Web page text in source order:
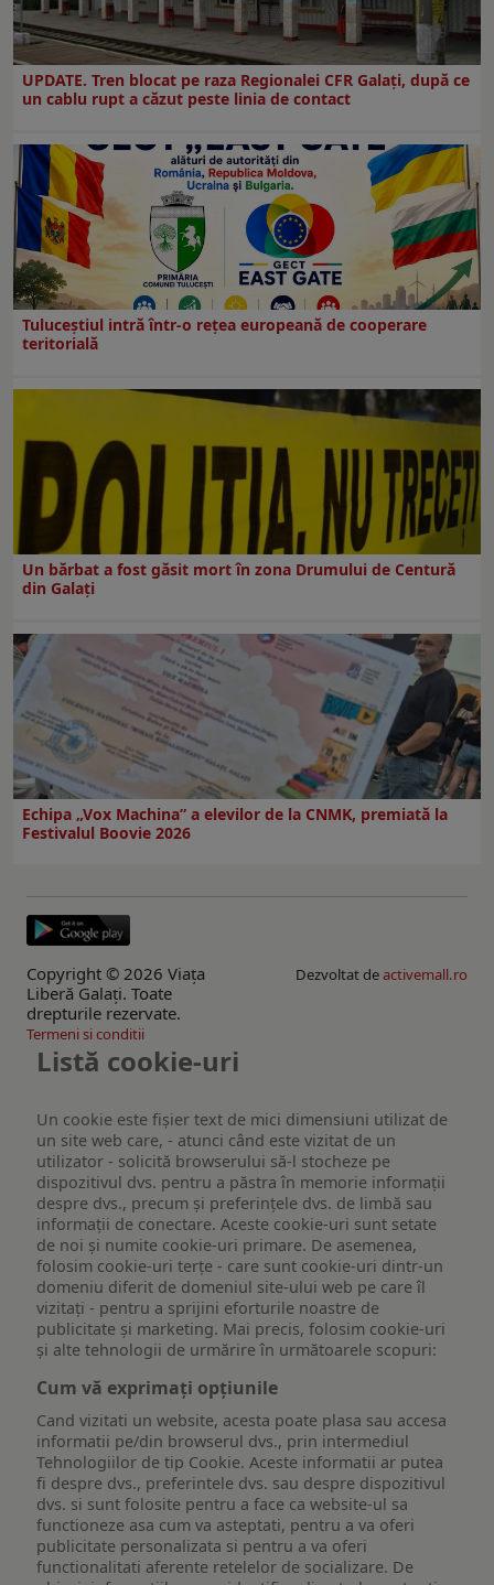
UPDATE. Tren blocat pe raza Regionalei CFR Galați, după ce
un cablu rupt a căzut peste linia de contact
Tuluceștiul intră într-o rețea europeană de cooperare
teritorială
Un bărbat a fost găsit mort în zona Drumului de Centură
din Galați
Echipa „Vox Machina” a elevilor de la CNMK, premiată la
Festivalul Boovie 2026
Copyright © 2026 Viaţa
Liberă Galaţi. Toate
drepturile rezervate.
Dezvoltat deactivemall.ro
Termeni si conditii
Listă cookie-uri
Un cookie este fişier text de mici dimensiuni utilizat de
un site web care, - atunci când este vizitat de un
utilizator - solicită browserului să-l stocheze pe
dispozitivul dvs. pentru a păstra în memorie informații
despre dvs., precum și preferințele dvs. de limbă sau
informații de conectare. Aceste cookie-uri sunt setate
de noi și numite cookie-uri primare. De asemenea,
folosim cookie-uri terțe - care sunt cookie-uri dintr-un
domeniu diferit de domeniul site-ului web pe care îl
vizitați - pentru a sprijini eforturile noastre de
publicitate și marketing. Mai precis, folosim cookie-uri
și alte tehnologii de urmărire în următoarele scopuri:
Cum vă exprimați opțiunile
Cand vizitati un website, acesta poate plasa sau accesa
informatii pe/din browserul dvs., prin intermediul
Tehnologiilor de tip Cookie. Aceste informatii ar putea
fi despre dvs., preferintele dvs. sau despre dispozitivul
dvs. si sunt folosite pentru a face ca website-ul sa
functioneze asa cum va asteptati, pentru a va oferi
publicitate personalizata si pentru a va oferi
functionalitati aferente retelelor de socializare. De